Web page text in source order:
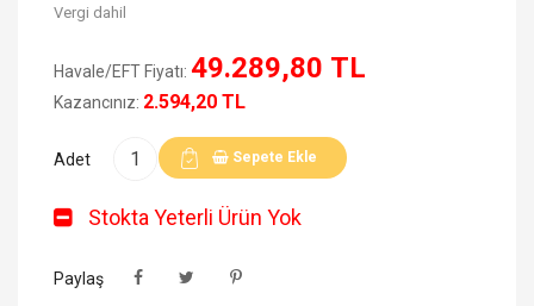
Vergi dahil
Havale/EFT Fiyatı: 49.289,80 TL
Kazancınız: 2.594,20 TL
Adet Sepete Ekle
Stokta Yeterli Ürün Yok
Paylaş